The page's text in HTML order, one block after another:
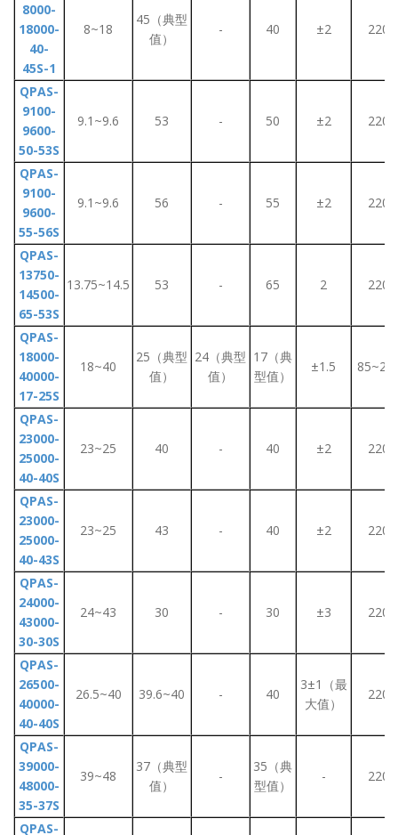
8000-
18000-
40-
45S-1
8~18
45（典型
值）
- 40 ±2 220
QPAS-
9100-
9600-
50-53S
9.1~9.6 53 - 50 ±2 220
QPAS-
9100-
9600-
55-56S
9.1~9.6 56 - 55 ±2 220
QPAS-
13750-
14500-
65-53S
13.75~14.5 53 - 65 2 220
QPAS-
18000-
40000-
17-25S
18~40
25（典型
值）
24（典型
值）
17（典
型值）
±1.5
QPAS-
23000-
25000-
40-40S
23~25 40 - 40 ±2 220
QPAS-
23000-
25000-
40-43S
23~25 43 - 40 ±2 220
QPAS-
24000-
43000-
30-30S
24~43 30 - 30 ±3 220
QPAS-
26500-
40000-
40-40S
26.5~40 39.6~40 - 40
3±1（最
大值）
220
QPAS-
39000-
48000-
35-37S
39~48
37（典型
值）
-
35（典
型值）
- 220
QPAS-